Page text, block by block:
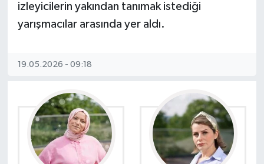
izleyicilerin yakından tanımak istediği
yarışmacılar arasında yer aldı.
19.05.2026 - 09:18